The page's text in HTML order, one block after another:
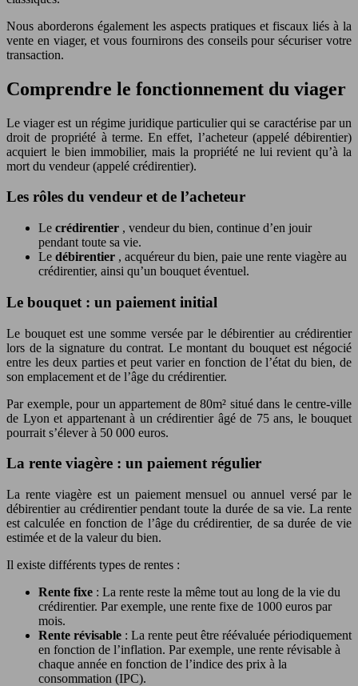
Nous aborderons également les aspects pratiques et fiscaux liés à la
vente en viager, et vous fournirons des conseils pour sécuriser votre
transaction.
Comprendre le fonctionnement du viager
Le viager est un régime juridique particulier qui se caractérise par un
droit de propriété à terme. En effet, l’acheteur (appelé débirentier)
acquiert le bien immobilier, mais la propriété ne lui revient qu’à la
mort du vendeur (appelé crédirentier).
Les rôles du vendeur et de l’acheteur
Le crédirentier , vendeur du bien, continue d’en jouir
pendant toute sa vie.
Le débirentier , acquéreur du bien, paie une rente viagère au
crédirentier, ainsi qu’un bouquet éventuel.
Le bouquet : un paiement initial
Le bouquet est une somme versée par le débirentier au crédirentier
lors de la signature du contrat. Le montant du bouquet est négocié
entre les deux parties et peut varier en fonction de l’état du bien, de
son emplacement et de l’âge du crédirentier.
Par exemple, pour un appartement de 80m² situé dans le centre-ville
de Lyon et appartenant à un crédirentier âgé de 75 ans, le bouquet
pourrait s’élever à 50 000 euros.
La rente viagère : un paiement régulier
La rente viagère est un paiement mensuel ou annuel versé par le
débirentier au crédirentier pendant toute la durée de sa vie. La rente
est calculée en fonction de l’âge du crédirentier, de sa durée de vie
estimée et de la valeur du bien.
Il existe différents types de rentes :
Rente fixe : La rente reste la même tout au long de la vie du
crédirentier. Par exemple, une rente fixe de 1000 euros par
mois.
Rente révisable : La rente peut être réévaluée périodiquement
en fonction de l’inflation. Par exemple, une rente révisable à
chaque année en fonction de l’indice des prix à la
consommation (IPC).